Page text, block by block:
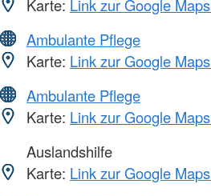
Karte: Link zur Google
Ambulante Pflege
Karte: Link zur Google
Ambulante Pflege
Karte: Link zur Google
Auslandshilfe
Karte: Link zur Google